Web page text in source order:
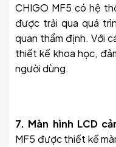
CHIGO MF5 có hệ
được trải qua quá
quan thẩm định. Với
thiết kế khoa học,
người dùng.
7. Màn hình LCD
MF5 được thiết kế